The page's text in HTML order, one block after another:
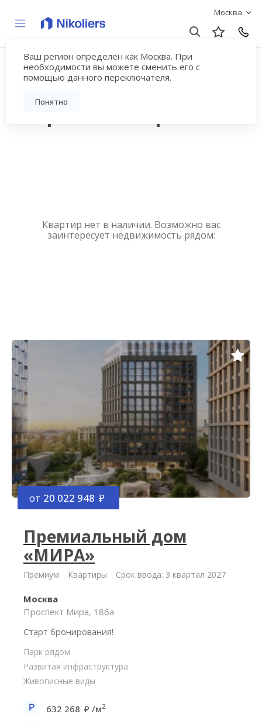
Москва
Ваш регион определен как Москва. При
необходимости вы можете сменить его с
помощью данного переключателя.
Понятно
Купить квартиру
новостройку у метро
Квартир нет в наличии. Возможно вас
заинтересует недвижимость рядом:
от 20 022 948
Премиальный дом
«МИРА»
Премиум Квартиры Срок ввода: 3 квартал 2027
Москва
Проспект Мира, 186а
Старт бронирования!
Парк рядом
Развитая инфраструктура
Живописные виды
632 268 /м2